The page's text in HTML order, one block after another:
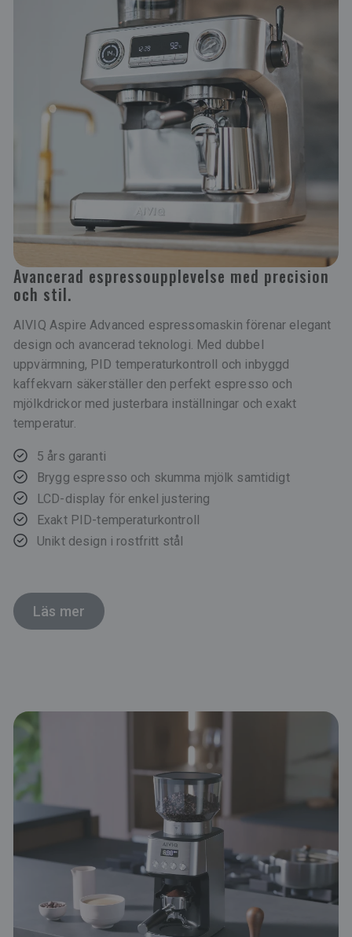
Avancerad espressoupplevelse med precision
och stil.
AIVIQ Aspire Advanced espressomaskin förenar elegant
design och avancerad teknologi. Med dubbel
uppvärmning, PID temperaturkontroll och inbyggd
kaffekvarn säkerställer den perfekt espresso och
mjölkdrickor med justerbara inställningar och exakt
temperatur.
5 års garanti
Brygg espresso och skumma mjölk samtidigt
LCD-display för enkel justering
Exakt PID-temperaturkontroll
Unikt design i rostfritt stål
Läs mer